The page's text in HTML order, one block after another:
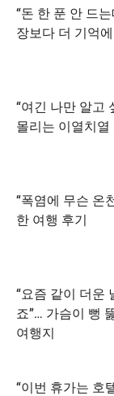
“돈 한 푼 안 드
장보다 더 기억
“여긴 나만 알고
몰리는 이열치열
“폭염에 무슨 온
한 여행 후기
“요즘 같이 더운
죠”… 가슴이 뻥
여행지
“이번 휴가는 호